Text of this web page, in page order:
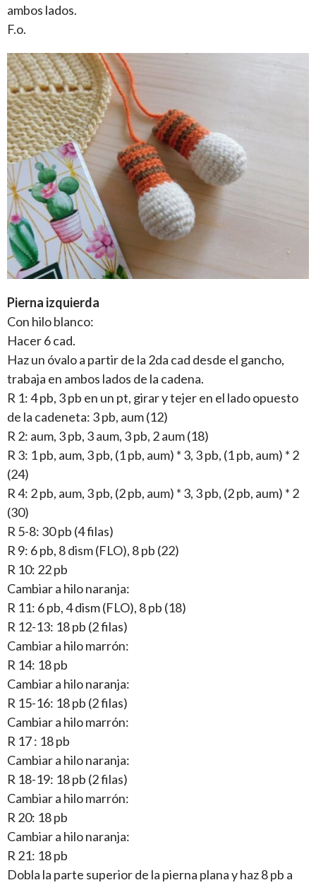
ambos lados.
F.o.
Pierna izquierda
Con hilo blanco:
Hacer 6 cad.
Haz un óvalo a partir de la 2da cad desde el gancho,
trabaja en ambos lados de la cadena.
R 1: 4 pb, 3 pb en un pt, girar y tejer en el lado opuesto
de la cadeneta: 3 pb, aum (12)
R 2: aum, 3 pb, 3 aum, 3 pb, 2 aum (18)
R 3: 1 pb, aum, 3 pb, (1 pb, aum) * 3, 3 pb, (1 pb, aum) * 2
(24)
R 4: 2 pb, aum, 3 pb, (2 pb, aum) * 3, 3 pb, (2 pb, aum) * 2
(30)
R 5-8: 30 pb (4 filas)
R 9: 6 pb, 8 dism (FLO), 8 pb (22)
R 10: 22 pb
Cambiar a hilo naranja:
R 11: 6 pb, 4 dism (FLO), 8 pb (18)
R 12-13: 18 pb (2 filas)
Cambiar a hilo marrón:
R 14: 18 pb
Cambiar a hilo naranja:
R 15-16: 18 pb (2 filas)
Cambiar a hilo marrón:
R 17 : 18 pb
Cambiar a hilo naranja:
R 18-19: 18 pb (2 filas)
Cambiar a hilo marrón:
R 20: 18 pb
Cambiar a hilo naranja:
R 21: 18 pb
Dobla la parte superior de la pierna plana y haz 8 pb a